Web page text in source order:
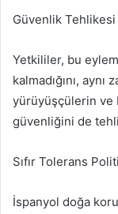
Güvenlik Tehlikesi
Yetkililer, bu
kalmadığını,
yürüyüşçülerin ve
güvenliğini de
Sıfır Tolerans
İspanyol doğa